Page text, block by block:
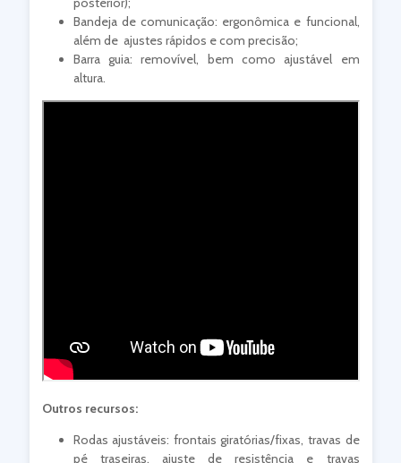
Bandeja de comunicação: ergonômica e funcional,
além de ajustes rápidos e com precisão;
Barra guia: removível, bem como ajustável em
altura.
Outros recursos:
Rodas ajustáveis: frontais giratórias/fixas, travas de
pé traseiras, ajuste de resistência e travas